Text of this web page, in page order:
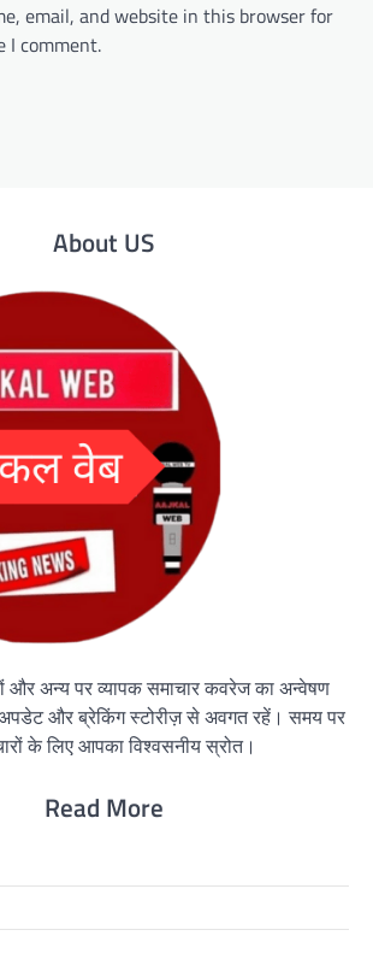
email, and website in this browser for
I comment.
About US
और अन्य पर व्यापक समाचार कवरेज का अन्वेषण
और ब्रेकिंग स्टोरीज़ से अवगत रहें। समय पर
के लिए आपका विश्वसनीय स्रोत।
Read More